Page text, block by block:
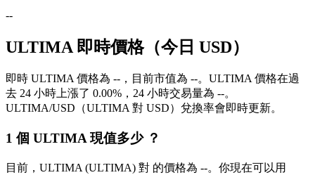
--
ULTIMA 即時價格（今日 USD）
即時 ULTIMA 價格為 --，目前市值為 --。ULTIMA 價格在過
去 24 小時上漲了 0.00%，24 小時交易量為 --。
ULTIMA/USD（ULTIMA 對 USD）兌換率會即時更新。
1 個 ULTIMA 現值多少 ？
目前，ULTIMA (ULTIMA) 對 的價格為 --。你現在可以用